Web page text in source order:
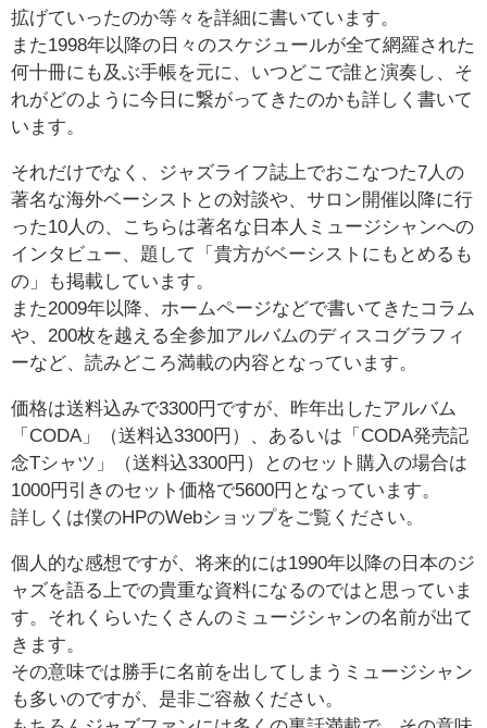
拡げていったのか等々を詳細に書いています。
また1998年以降の日々のスケジュールが全て網羅された
何十冊にも及ぶ手帳を元に、いつどこで誰と演奏し、そ
れがどのように今日に繋がってきたのかも詳しく書いて
います。
それだけでなく、ジャズライフ誌上でおこなつた7人の
著名な海外ベーシストとの対談や、サロン開催以降に行
った10人の、こちらは著名な日本人ミュージシャンへの
インタビュー、題して「貴方がベーシストにもとめるも
の」も掲載しています。
また2009年以降、ホームページなどで書いてきたコラム
や、200枚を越える全参加アルバムのディスコグラフィ
ーなど、読みどころ満載の内容となっています。
価格は送料込みで3300円ですが、昨年出したアルバム
「CODA」（送料込3300円）、あるいは「CODA発売記
念Tシャツ」（送料込3300円）とのセット購入の場合は
1000円引きのセット価格で5600円となっています。
詳しくは僕のHPのWebショップをご覧ください。
個人的な感想ですが、将来的には1990年以降の日本のジ
ャズを語る上での貴重な資料になるのではと思っていま
す。それくらいたくさんのミュージシャンの名前が出て
きます。
その意味では勝手に名前を出してしまうミュージシャン
も多いのですが、是非ご容赦ください。